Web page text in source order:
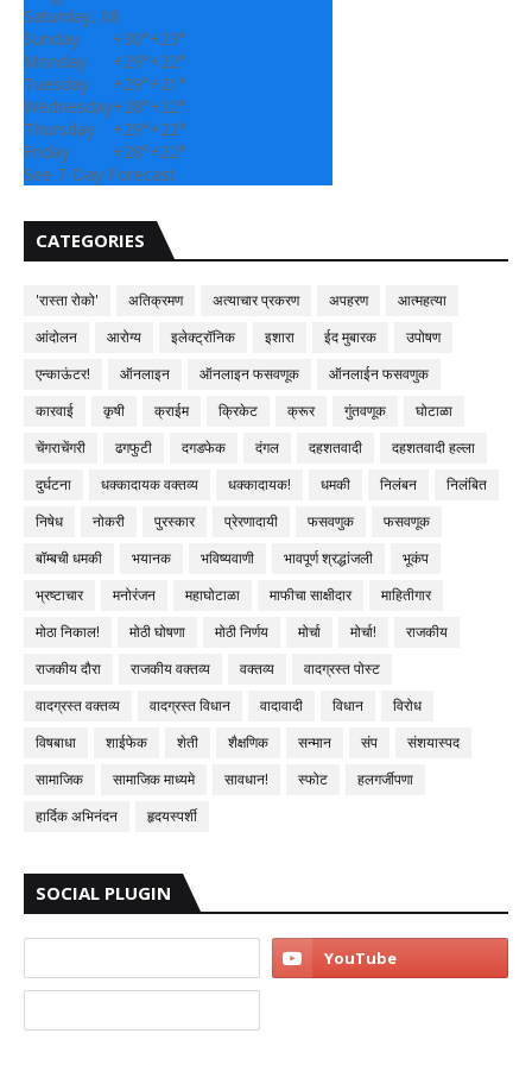
Saturday, 08
Sunday
+30°+23°
Monday
+29°+22°
Tuesday
+29°+21°
Wednesday+28°+22°
Thursday
+29°+22°
Friday
+28°+22°
See 7-Day Forecast
CATEGORIES
'रास्ता रोको' अतिक्रमण अत्याचार प्रकरण अपहरण
आत्महत्या
आंदोलन
आरोग्य इलेक्ट्रॉनिक इशारा ईद मुबारक
उपोषण
एन्काऊंटर!
ऑनलाइन ऑनलाइन फसवणूक
ऑनलाईन फसवणुक
कारवाई
कृषी क्राईम क्रिकेट क्रूर गुंतवणूक
घोटाळा
चेंगराचेंगरी
ढगफुटी दगडफेक दंगल दहशतवादी
दहशतवादी हल्ला
दुर्घटना
धक्कादायक वक्तव्य धक्कादायक! धमकी निलंबन
निलंबित
निषेध
नोकरी पुरस्कार प्रेरणादायी फसवणुक
फसवणूक
बॉम्बची धमकी
भयानक भविष्यवाणी भावपूर्ण श्रद्धांजली
भूकंप
भ्रष्टाचार
मनोरंजन महाघोटाळा माफीचा साक्षीदार
माहितीगार
मोठा निकाल!
मोठी घोषणा मोठी निर्णय मोर्चा मोर्चा!
राजकीय
राजकीय दौरा
राजकीय वक्तव्य वक्तव्य
वादग्रस्त पोस्ट
वादग्रस्त वक्तव्य
वादग्रस्त विधान वादावादी विधान
विरोध
विषबाधा
शाईफेक शेती शैक्षणिक सन्मान संप
संशयास्पद
सामाजिक
सामाजिक माध्यमे सावधान! स्फोट
हलगर्जीपणा
हार्दिक अभिनंदन
हृदयस्पर्शी
SOCIAL PLUGIN